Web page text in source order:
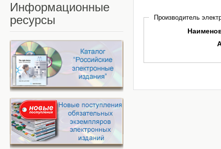
Производитель
Информационные
ресурсы